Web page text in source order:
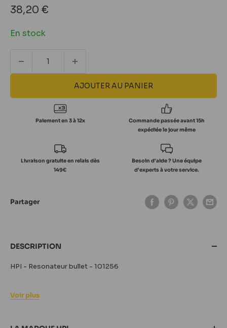
Prix
38,20 €
En stock
AJOUTER AU PANIER
Paiement en 3 à 12x
Commande passée avant 15h
expédiée le jour même
Livraison gratuite en relais dès
149€
Besoin d'aide ? Une équipe
d'experts à votre service.
Partager
DESCRIPTION
HPI - Resonateur bullet - 101256
Voir plus